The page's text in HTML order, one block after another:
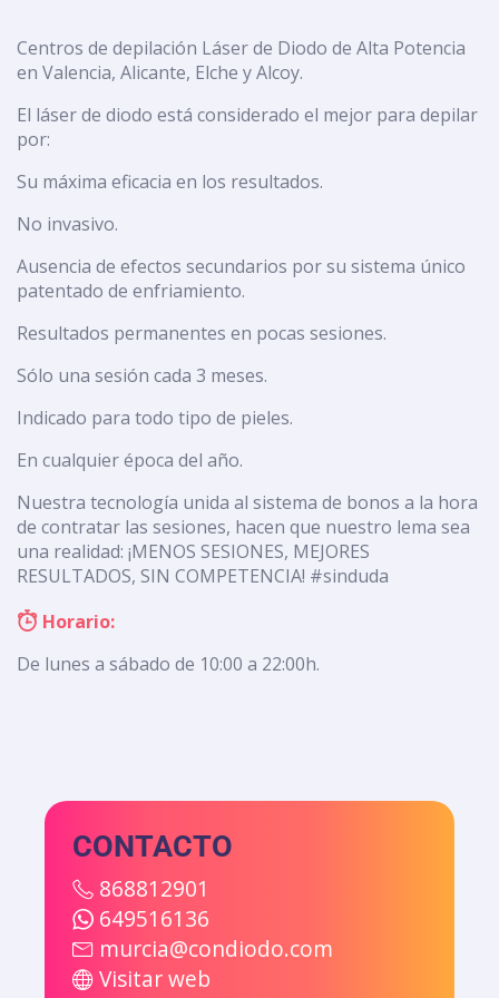
Centros de depilación Láser de Diodo de Alta Potencia
en Valencia, Alicante, Elche y Alcoy.
El láser de diodo está considerado el mejor para depilar
por:
Su máxima eficacia en los resultados.
No invasivo.
Ausencia de efectos secundarios por su sistema único
patentado de enfriamiento.
Resultados permanentes en pocas sesiones.
Sólo una sesión cada 3 meses.
Indicado para todo tipo de pieles.
En cualquier época del año.
Nuestra tecnología unida al sistema de bonos a la hora
de contratar las sesiones, hacen que nuestro lema sea
una realidad: ¡MENOS SESIONES, MEJORES
RESULTADOS, SIN COMPETENCIA! #sinduda
Horario:
De lunes a sábado de 10:00 a 22:00h.
CONTACTO
868812901
649516136
murcia@condiodo.com
Visitar web